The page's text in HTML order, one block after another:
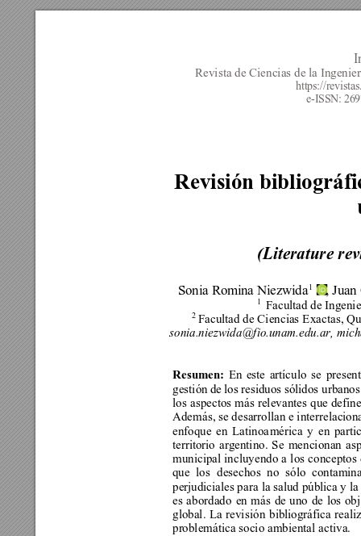
Revista de Ciencias de la
https://
e-ISSN:
Revisión
(Literature rev
Sonia Romina Niezwida1 ,
1 Facultad de
2 Facultad de Ciencias Exactas,
sonia.niezwida@fio.unam.edu.ar,
Resumen: En este artículo se
gestión de los residuos sólidos
los aspectos más relevantes que
Además, se desarrollan e i
enfoque en Latinoamérica y en
territorio argentino. Se mencionan
municipal incluyendo a los conceptos
que los desechos no sólo conta
perjudiciales para la salud pública y la
es abordado en más de uno de los ob
global. La revisión bibliográfica
problemática socio ambiental activa.